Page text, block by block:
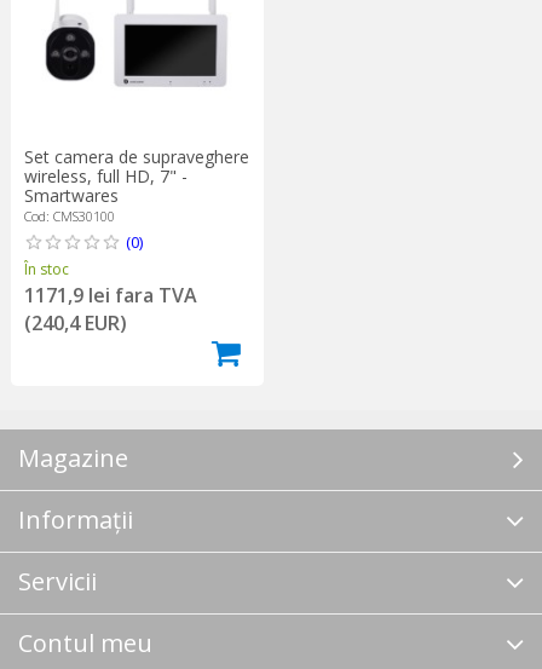
Set camera de supraveghere
wireless, full HD, 7" -
Smartwares
Cod: CMS30100
(0)
În stoc
1171,9 lei fara TVA
(240,4 EUR)
Magazine
Informații
Servicii
Contul meu